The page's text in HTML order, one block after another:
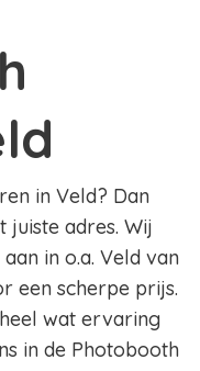
in Veld? Dan
juiste adres. Wij
in o.a. Veld van
een scherpe prijs.
wat ervaring
in de Photobooth